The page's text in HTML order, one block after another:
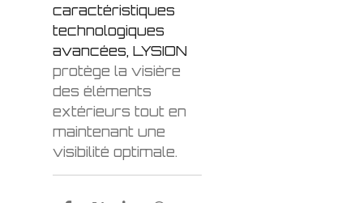
caractéristiques
technologiques
avancées, LYSION
protège la visière
des éléments
extérieurs tout en
maintenant une
visibilité optimale.